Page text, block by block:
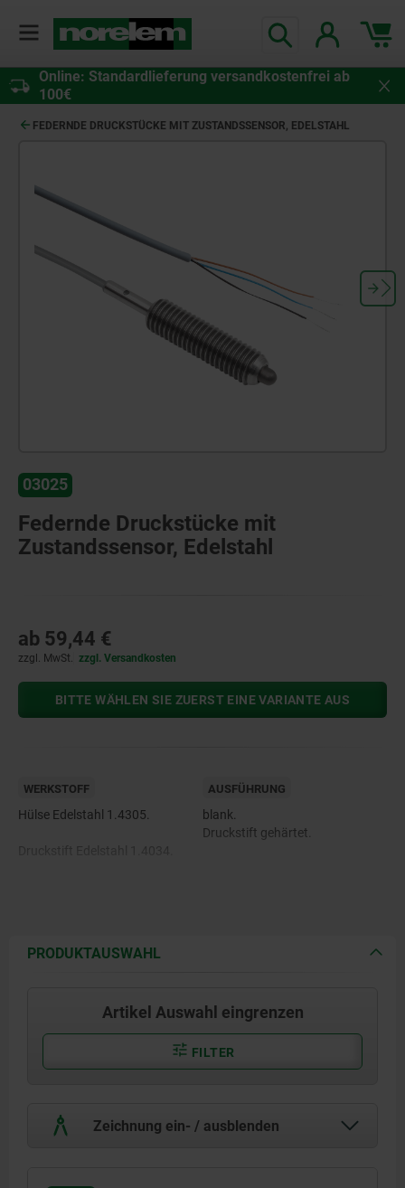
Online: Standardlieferung versandkostenfrei ab
100€
FEDERNDE DRUCKSTÜCKE MIT ZUSTANDSSENSOR, EDELSTAHL
03025
Federnde Druckstücke mit
Zustandssensor, Edelstahl
ab 59,44 €
zzgl. MwSt. zzgl. Versandkosten
BITTE WÄHLEN SIE ZUERST EINE VARIANTE AUS
WERKSTOFF
Hülse Edelstahl 1.4305.
AUSFÜHRUNG
blank.
Druckstift gehärtet.
PRODUKTAUSWAHL
Artikel Auswahl eingrenzen
FILTER
Zeichnung ein- / ausblenden